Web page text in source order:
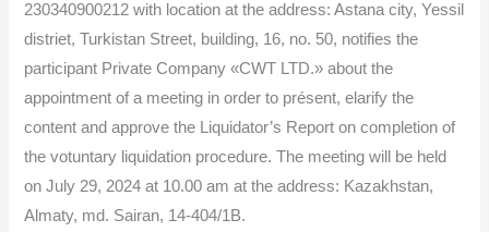
230340900212 with location at the address: Astana city, Yessil
distriet, Turkistan Street, building, 16, no. 50, notifies the
participant Private Company «CWT LTD.» about the
appointment of a meeting in order to présent, elarify the
content and approve the Liquidator’s Report on completion of
the votuntary liquidation procedure. The meeting will be held
on July 29, 2024 at 10.00 am at the address: Kazakhstan,
Almaty, md. Sairan, 14-404/1B.